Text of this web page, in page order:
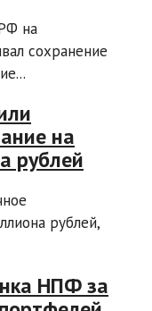
на
сохранение
на
рублей
рублей,
НПФ за